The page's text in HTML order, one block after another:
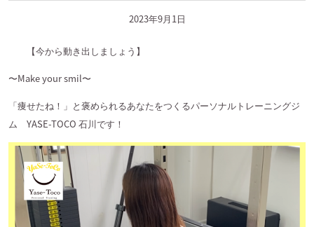
2023年9月1日
【今から動き出しましょう】
〜Make your smil〜
「痩せたね！」と褒められるあなたをつくるパーソナルトレーニングジ
ム YASE-TOCO 石川です！